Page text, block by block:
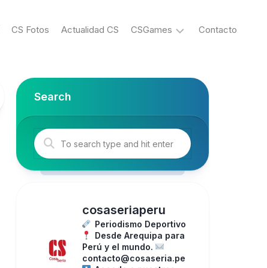
CS Fotos Actualidad CS CSGames Contacto
Search
cosaseriaperu
Periodismo Deportivo
Desde Arequipa para
Perú y el mundo.
contacto@cosaseria.pe